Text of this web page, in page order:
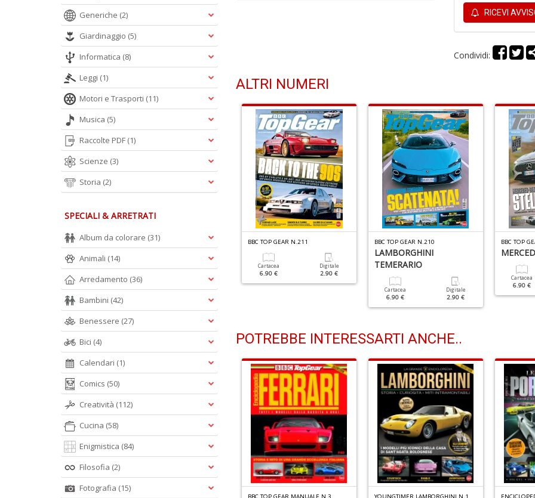
RICEVI
Condividi:
ALTRI NUMERI
Chimera
Digitale
2.90 €
BBC TOP GEAR N.197
Cartacea
5.90 €
Digitale
BBC TOP GEAR N.211
Cartacea
6.90 €
Digitale
2.90 €
BBC TOP GEAR N.210
LAMBORGHINI
TEMERARIO
Cartacea
6.90 €
Digitale
2.90 €
BBC TOP
Cartacea
6.90 €
POTREBBE INTERESSARTI ANCHE..
IMANUALI DI OFFICINA DEL VESPISTA SPECIALE N.3
Generiche (2)
Giardinaggio (5)
Informatica (8)
Leggi (1)
Motori e Trasporti (11)
Musica (5)
Raccolte PDF (1)
Scienze (3)
Storia (2)
SPECIALI & ARRETRATI
Album da colorare (31)
Animali (14)
Arredamento (36)
Bambini (42)
Benessere (27)
Bici (4)
Calendari (1)
Comics (50)
Creatività (112)
Cucina (58)
Enigmistica (84)
Filosofia (2)
Fotografia (15)